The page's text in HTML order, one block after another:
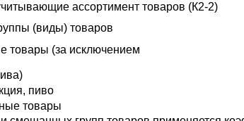
ассортимент товаров (К2-2)
(виды) товаров
товары (за исключением
пиво
товары